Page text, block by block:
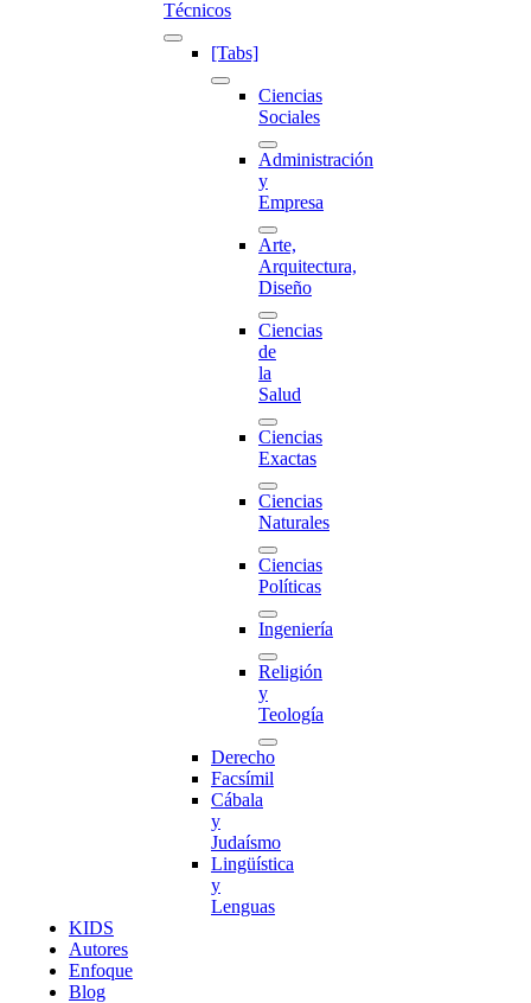
Técnicos
[Tabs]
Ciencias
Sociales
Administración
y
Empresa
Arte,
Arquitectura,
Diseño
Ciencias
de
la
Salud
Ciencias
Exactas
Ciencias
Naturales
Ciencias
Políticas
Ingeniería
Religión
y
Teología
Derecho
Facsímil
Cábala
y
Judaísmo
Lingüística
y
Lenguas
KIDS
Autores
Enfoque
Blog